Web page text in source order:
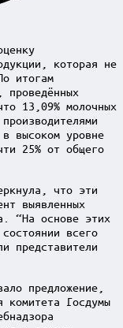
которая не
итогам
проведённых
13,09% молочных
высоком уровне
25% от общего
что эти
выявленных
“На основе этих
всего
представители
предложение,
комитета Госдумы